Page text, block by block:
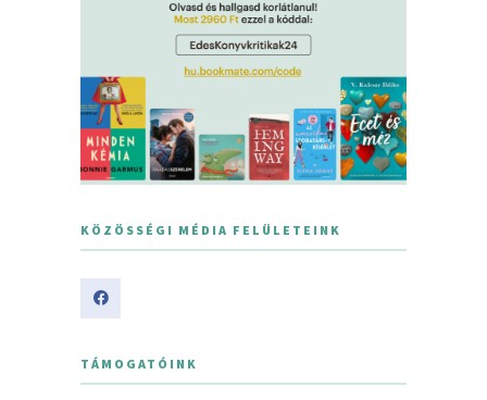
KÖZÖSSÉGI MÉDIA FELÜLETEINK
TÁMOGATÓINK